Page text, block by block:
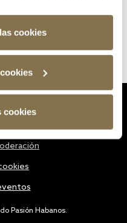
cookies
cookies
Pasión Habanos.